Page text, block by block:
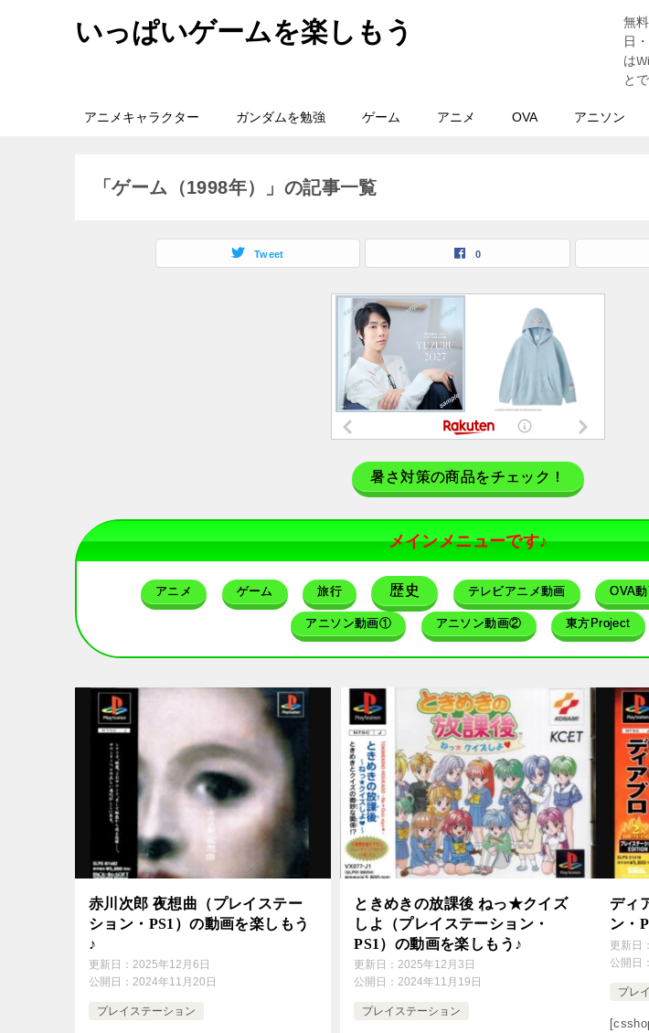
いっぱいゲームを楽しもう
無
日
は
と
アニメキャラクター ガンダムを勉強 ゲーム アニメ OVA アニソン
「ゲーム（1998年）」の記事一覧
Tweet 0
暑さ対策の商品をチェック！
メインメニューです♪
アニメ ゲーム 旅行 歴史 テレビアニメ動画 OVA
アニソン動画① アニソン動画② 東方Project
赤川次郎 夜想曲（プレイステー
ション・PS1）の動画を楽しもう
♪
更新日： 2025年12月6日
公開日： 2024年11月20日
プレイステーション
ときめきの放課後 ねっ★クイズ
しよ（プレイステーション・
PS1）の動画を楽しもう♪
更新日：2025年12月3日
公開日：2024年11月19日
プレイステーション
ディ
ン・
更新日：
公開日：
プレ